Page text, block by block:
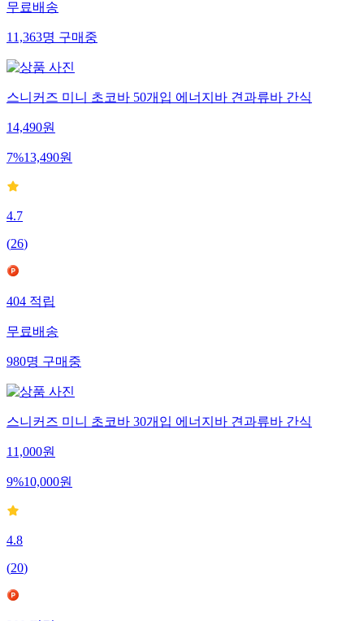
무료배송
11,363명구매중
스니커즈 미니 초코바 50개입 에너지바 견과류바 간식
14,490원
7%13,490원
4.7
(26)
404적립
무료배송
980명구매중
스니커즈 미니 초코바 30개입 에너지바 견과류바 간식
11,000원
9%10,000원
4.8
(20)